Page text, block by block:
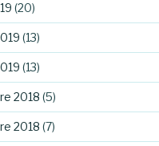
(20)
(13)
(13)
2018 (5)
2018 (7)